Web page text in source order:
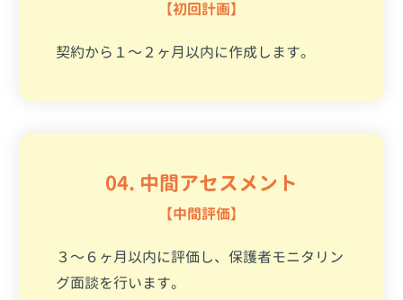
【初回計画】
契約から１〜２ヶ月以内に作成します。
04. 中間アセスメント
【中間評価】
３〜６ヶ月以内に評価し、保護者モニタリン
グ面談を行います。